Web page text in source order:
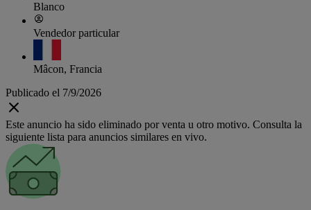
Blanco
Vendedor particular
Mâcon, Francia
Publicado el 7/9/2026
Este anuncio ha sido eliminado por venta u otro motivo. Consulta la
siguiente lista para anuncios similares en vivo.